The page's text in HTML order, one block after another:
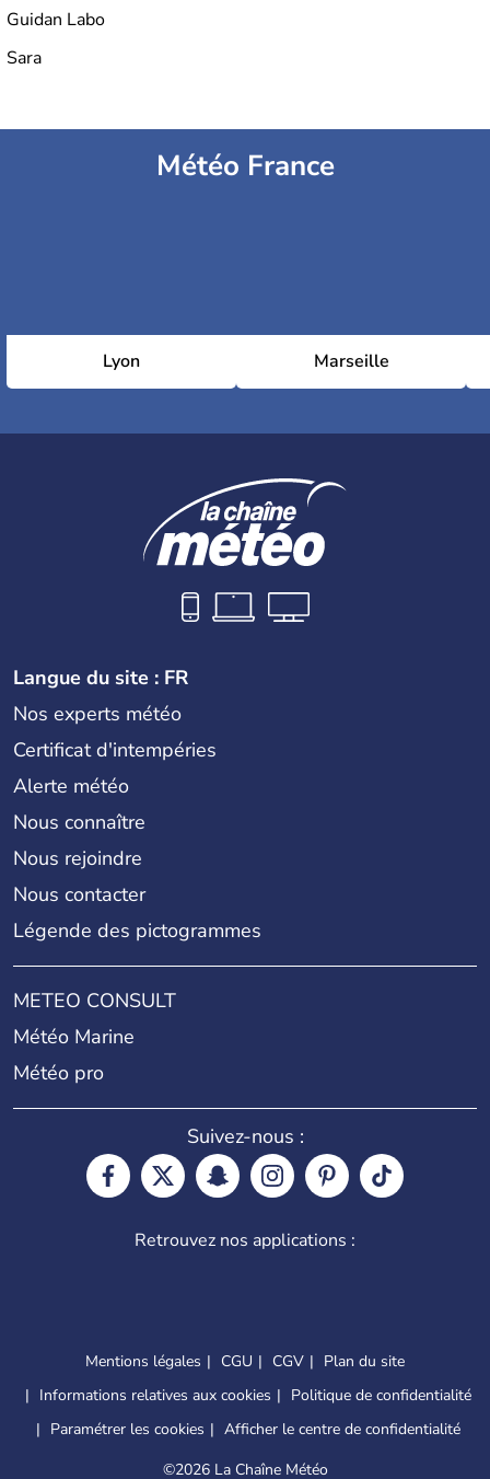
Guidan Labo
Sara
Météo France
Lyon Marseille
Langue du site : FR
Nos experts météo
Certificat d'intempéries
Alerte météo
Nous connaître
Nous rejoindre
Nous contacter
Légende des pictogrammes
METEO CONSULT
Météo Marine
Météo pro
Suivez-nous :
Retrouvez nos applications :
Mentions légales CGU CGV
Plan du site
Informations relatives aux cookies
Politique de confidentialité
Paramétrer les cookies
Afficher le centre de confidentialité
©2026 La Chaîne Météo